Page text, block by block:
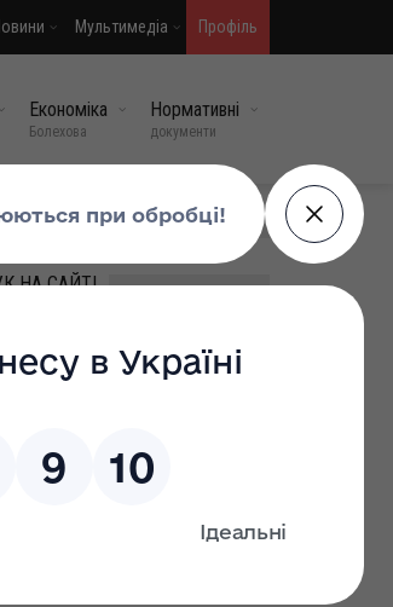
Мультимедіа Профіль
Економіка
Болехова
Нормативні
документи
НА САЙТІ
пам’яті і відповідальності
27 кві, 2026